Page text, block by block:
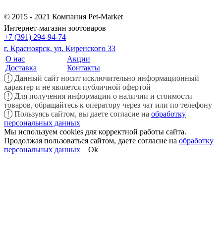
© 2015 - 2021 Компания Pet-Market
Интернет-магазин зоотоваров
+7 (391) 294-94-74
г. Красноярск, ул. Киренского 33
О нас
Доставка
Акции
Контакты
!
Данный сайт носит исключительно информационный
характер и не является публичной офертой
!
Для получения информации о наличии и стоимости
товаров, обращайтесь к оператору через чат или по телефону
!
Пользуясь сайтом, вы даете согласие на обработку
персональных данных
Мы используем cookies для корректной работы сайта.
Продолжая пользоваться сайтом, даете согласие на обработку
персональных данных
Ok